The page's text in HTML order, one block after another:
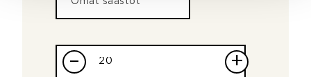
– +